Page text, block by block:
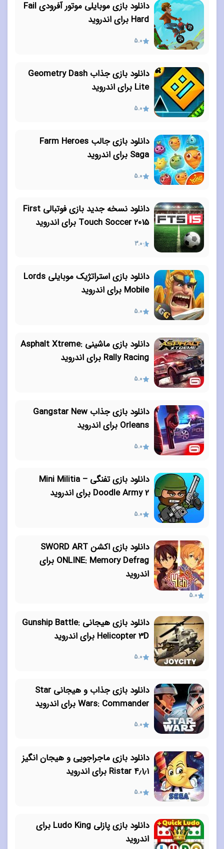
دانلود بازی موبایلی موتور آفرودی Fail
Hard برای اندروید
5.0
دانلود بازی جذاب Geometry Dash
Lite برای اندروید
5.0
دانلود بازی جالب Farm Heroes
Saga برای اندروید
5.0
دانلود نسخه جدید بازی فوتبالی First
Touch Soccer 2015 برای اندروید
3.0
دانلود بازی استراتژیک موبایلی Lords
Mobile برای اندروید
5.0
دانلود بازی ماشینی Asphalt Xtreme:
Rally Racing برای اندروید
5.0
دانلود بازی جذاب Gangstar New
Orleans برای اندروید
5.0
دانلود بازی تفنگی Mini Militia –
Doodle Army 2 برای اندروید
5.0
دانلود بازی اکشن SWORD ART
ONLINE: Memory Defrag برای
اندروید
5.0
دانلود بازی هیجانی Gunship Battle:
Helicopter 3D برای اندروید
5.0
دانلود بازی جذاب و هیجانی Star
Wars: Commander برای اندروید
5.0
دانلود بازی ماجراجویی و هیجان انگیز
۴٫۱٫۱ Ristar برای اندروید
5.0
دانلود بازی پازلی Ludo King برای
اندروید